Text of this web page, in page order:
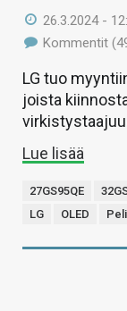
HAKU
26.3.2024 -
Kommentit
LG tuo
joista
Lue lisää
27GS95QE
LG
OLED